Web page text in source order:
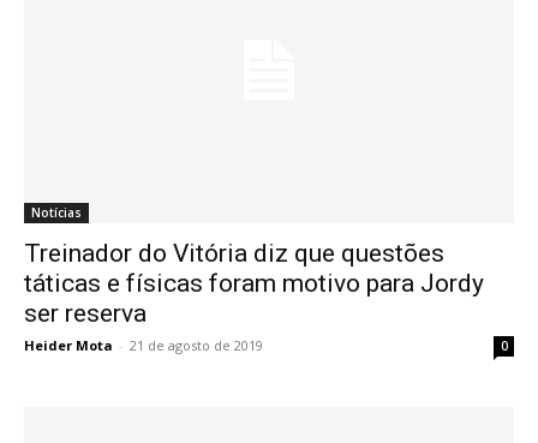
Notícias
Treinador do Vitória diz que questões
táticas e físicas foram motivo para Jordy
ser reserva
Heider Mota - 21 de agosto de 2019 0